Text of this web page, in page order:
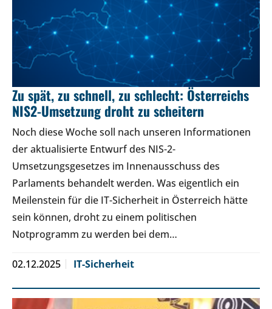
Zu spät, zu schnell, zu schlecht: Österreichs
NIS2-Umsetzung droht zu scheitern
Noch diese Woche soll nach unseren Informationen
der aktualisierte Entwurf des NIS-2-
Umsetzungsgesetzes im Innenausschuss des
Parlaments behandelt werden. Was eigentlich ein
Meilenstein für die IT-Sicherheit in Österreich hätte
sein können, droht zu einem politischen
Notprogramm zu werden bei dem…
02.12.2025 IT-Sicherheit